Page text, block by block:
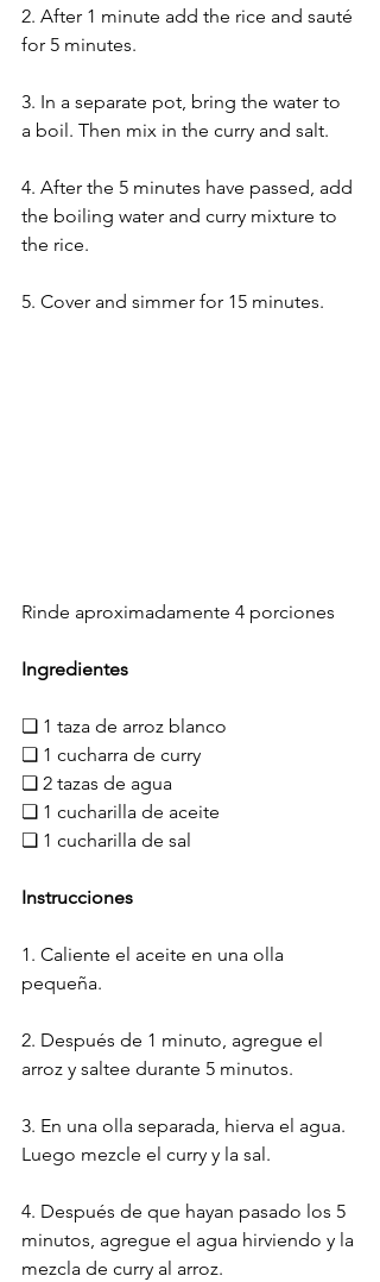
2. After 1 minute add the rice and sauté
for 5 minutes.
3. In a separate pot, bring the water to
a boil. Then mix in the curry and salt.
4. After the 5 minutes have passed, add
the boiling water and curry mixture to
the rice.
5. Cover and simmer for 15 minutes.
Rinde aproximadamente 4 porciones
Ingredientes
❏ 1 taza de arroz blanco
❏ 1 cucharra de curry
❏ 2 tazas de agua
❏ 1 cucharilla de aceite
❏ 1 cucharilla de sal
Instrucciones
1. Caliente el aceite en una olla
pequeña.
2. Después de 1 minuto, agregue el
arroz y saltee durante 5 minutos.
3. En una olla separada, hierva el agua.
Luego mezcle el curry y la sal.
4. Después de que hayan pasado los 5
minutos, agregue el agua hirviendo y la
mezcla de curry al arroz.